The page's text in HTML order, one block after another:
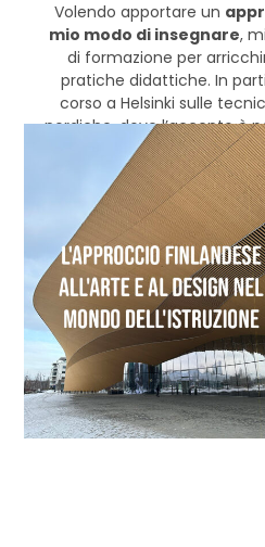
Volendo apportare un
mio modo di insegnare,
di formazione per
pratiche didattiche. In
corso a Helsinki sulle
nordiche, dove l’accento è
creatività e la